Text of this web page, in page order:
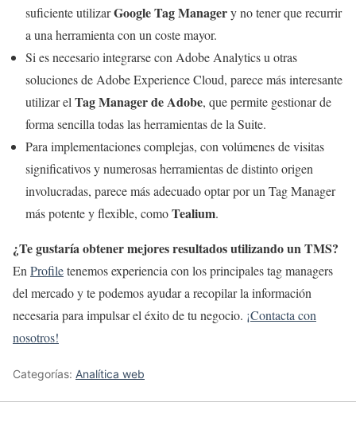
suficiente utilizarGoogle Tag Managery no tener que recurrir
a una herramienta con un coste mayor.
Si es necesario integrarse con Adobe Analytics u otras
soluciones de Adobe Experience Cloud, parece más interesante
utilizar elTag Manager de Adobe, que permite gestionar de
forma sencilla todas las herramientas de la Suite.
Para implementaciones complejas, con volúmenes de visitas
significativos y numerosas herramientas de distinto origen
involucradas, parece más adecuado optar por un Tag Manager
más potente y flexible, comoTealium.
¿Te gustaría obtener mejores resultados utilizando un TMS?
EnProfiletenemos experiencia con los principales tag managers
del mercado y te podemos ayudar a recopilar la información
necesaria para impulsar el éxito de tu negocio. ¡Contacta con
nosotros!
Categorías: Analítica web